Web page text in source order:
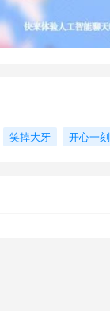
笑掉大牙 开心一刻